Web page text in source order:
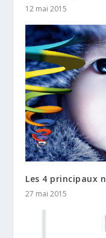
12 mai 2015
Les 4 principaux
27 mai 2015